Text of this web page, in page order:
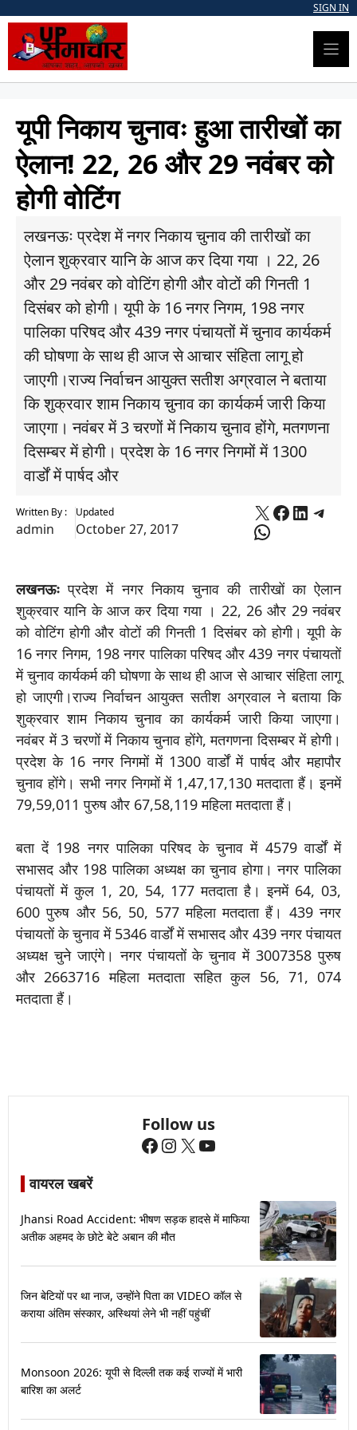
content
SIGN IN
यूपी निकाय चुनावः हुआ तारीखों का
ऐलान! 22, 26 और 29 नवंबर को
होगी वोटिंग
लखनऊः प्रदेश में नगर निकाय चुनाव की तारीखों का
ऐलान शुक्रवार यानि के आज कर दिया गया । 22, 26
और 29 नवंबर को वोटिंग होगी और वोटों की गिनती 1
दिसंबर को होगी। यूपी के 16 नगर निगम, 198 नगर
पालिका परिषद और 439 नगर पंचायतों में चुनाव कार्यकर्म
की घोषणा के साथ ही आज से आचार संहिता लागू हो
जाएगी।राज्य निर्वाचन आयुक्त सतीश अग्रवाल ने बताया
कि शुक्रवार शाम निकाय चुनाव का कार्यकर्म जारी किया
जाएगा। नवंबर में 3 चरणों में निकाय चुनाव होंगे, मतगणना
दिसम्बर में होगी। प्रदेश के 16 नगर निगमों में 1300
वार्डों में पार्षद और
Written By :
admin
Updated
October 27, 2017
X Facebook
WhatsApp
लखनऊः प्रदेश में नगर निकाय चुनाव की तारीखों का ऐलान
शुक्रवार यानि के आज कर दिया गया । 22, 26 और 29 नवंबर
को वोटिंग होगी और वोटों की गिनती 1 दिसंबर को होगी। यूपी के
16 नगर निगम, 198 नगर पालिका परिषद और 439 नगर पंचायतों
में चुनाव कार्यकर्म की घोषणा के साथ ही आज से आचार संहिता लागू
हो जाएगी।राज्य निर्वाचन आयुक्त सतीश अग्रवाल ने बताया कि
शुक्रवार शाम निकाय चुनाव का कार्यकर्म जारी किया जाएगा।
नवंबर में 3 चरणों में निकाय चुनाव होंगे, मतगणना दिसम्बर में होगी।
प्रदेश के 16 नगर निगमों में 1300 वार्डों में पार्षद और महापौर
चुनाव होंगे। सभी नगर निगमों में 1,47,17,130 मतदाता हैं। इनमें
79,59,011 पुरुष और 67,58,119 महिला मतदाता हैं।
बता दें 198 नगर पालिका परिषद के चुनाव में 4579 वार्डों में
सभासद और 198 पालिका अध्यक्ष का चुनाव होगा। नगर पालिका
पंचायतों में कुल 1, 20, 54, 177 मतदाता है। इनमें 64, 03,
600 पुरुष और 56, 50, 577 महिला मतदाता हैं। 439 नगर
पंचायतों के चुनाव में 5346 वार्डों में सभासद और 439 नगर पंचायत
अध्यक्ष चुने जाएंगे। नगर पंचायतों के चुनाव में 3007358 पुरुष
और 2663716 महिला मतदाता सहित कुल 56, 71, 074
मतदाता हैं।
Follow us
Facebook
Instagram
X YouTube
वायरल खबरें
Jhansi Road Accident: भीषण सड़क हादसे में माफिया
अतीक अहमद के छोटे बेटे अबान की मौत
जिन बेटियों पर था नाज, उन्होंने पिता का VIDEO कॉल से
कराया अंतिम संस्कार, अस्थियां लेने भी नहीं पहुंचीं
Monsoon 2026: यूपी से दिल्ली तक कई राज्यों में भारी
बारिश का अलर्ट